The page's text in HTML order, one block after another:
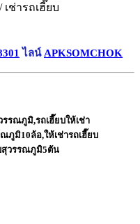
ช่ารถเฮี๊ยบ
ไลน์ APKSOMCHOK
รณภูมิ,รถเฮี๊ยบให้เช่า
ภูมิ10ล้อ,ให้เช่ารถเฮี๊ยบ
สุวรรณภูมิ5ตัน